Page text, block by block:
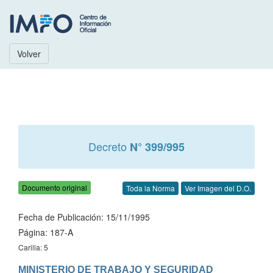
Volver
Decreto N° 399/995
Documento original Toda la Norma Ver Imagen del D.O.
Fecha de Publicación: 15/11/1995
Página: 187-A
Carilla: 5
MINISTERIO DE TRABAJO Y SEGURIDAD